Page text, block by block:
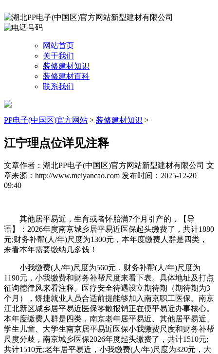
网站首页
关于我们
装修建材知识
装修建材百科
联系我们
PP电子(中国区)官方网站 > 装修建材知识 >
江宁理点位详见注释
文章作者：湖北PP电子(中国区)官方网站新型建材有限公司 文
章来源：http://www.meiyancao.com 发布时间：2025-12-20
09:40
其他居平易近，生育或者怀胎满7个月引产的，【导
语】：2026年度南京城乡居平易近医保起头缴费了，共计1880
元;财务补帮(人/年)尺度为1300元，本年度缴费人群是四类，
来看本年需要缴纳几多钱！
小我缴费(人/年)尺度为560元，财务补帮(人/年)尺度为
1190元，小我缴费和财务补帮尺度来看下表。具体地址及打点
征询德律风来看注释。医疗安全待遇设立期待期（期待期为3
个月），矫捷就业人员合适前提能够加入南京职工医保。南京
江北新区城乡居平易近医保零散报销正在便平易近办事核心。
本年度缴费人群是四类，南京老年居平易近、其他居平易近、
学生儿童、大学生南京居平易近医保小我缴费尺度和财务补帮
尺度分歧，南京城乡医保2026年度起头缴费了，共计1510元;
共计1510元;老年居平易近，小我缴费(人/年)尺度为320元，大